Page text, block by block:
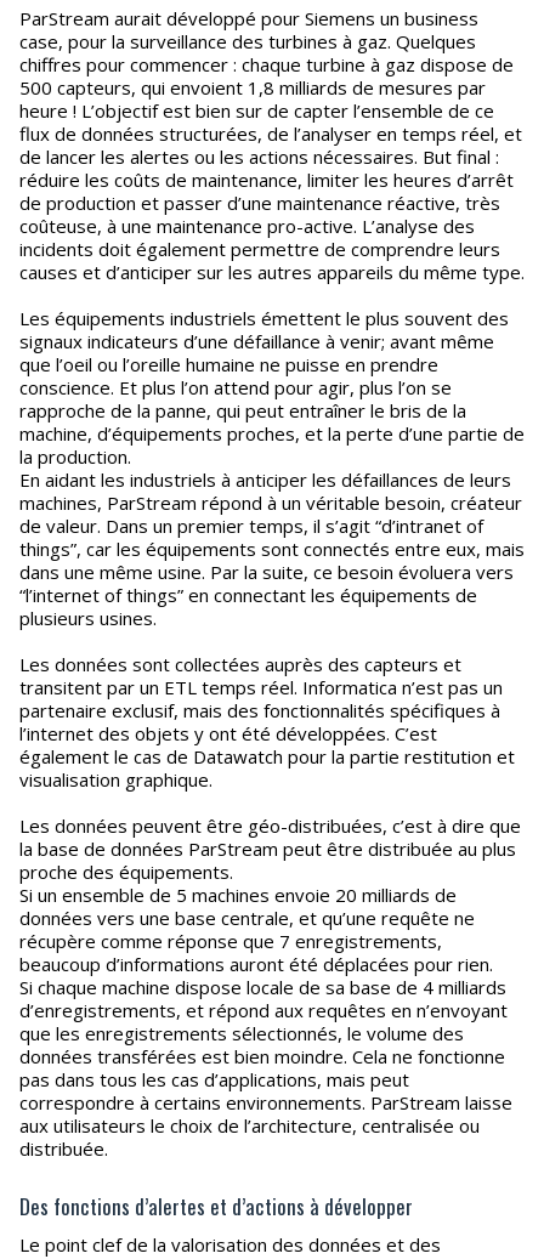
ParStream aurait développé pour Siemens un business
case, pour la surveillance des turbines à gaz. Quelques
chiffres pour commencer : chaque turbine à gaz dispose de
500 capteurs, qui envoient 1,8 milliards de mesures par
heure ! L’objectif est bien sur de capter l’ensemble de ce
flux de données structurées, de l’analyser en temps réel, et
de lancer les alertes ou les actions nécessaires. But final :
réduire les coûts de maintenance, limiter les heures d’arrêt
de production et passer d’une maintenance réactive, très
coûteuse, à une maintenance pro-active. L’analyse des
incidents doit également permettre de comprendre leurs
causes et d’anticiper sur les autres appareils du même type.
Les équipements industriels émettent le plus souvent des
signaux indicateurs d’une défaillance à venir; avant même
que l’oeil ou l’oreille humaine ne puisse en prendre
conscience. Et plus l’on attend pour agir, plus l’on se
rapproche de la panne, qui peut entraîner le bris de la
machine, d’équipements proches, et la perte d’une partie de
la production.
En aidant les industriels à anticiper les défaillances de leurs
machines, ParStream répond à un véritable besoin, créateur
de valeur. Dans un premier temps, il s’agit “d’intranet of
things”, car les équipements sont connectés entre eux, mais
dans une même usine. Par la suite, ce besoin évoluera vers
“l’internet of things” en connectant les équipements de
plusieurs usines.
Les données sont collectées auprès des capteurs et
transitent par un ETL temps réel. Informatica n’est pas un
partenaire exclusif, mais des fonctionnalités spécifiques à
l’internet des objets y ont été développées. C’est
également le cas de Datawatch pour la partie restitution et
visualisation graphique.
Les données peuvent être géo-distribuées, c’est à dire que
la base de données ParStream peut être distribuée au plus
proche des équipements.
Si un ensemble de 5 machines envoie 20 milliards de
données vers une base centrale, et qu’une requête ne
récupère comme réponse que 7 enregistrements,
beaucoup d’informations auront été déplacées pour rien.
Si chaque machine dispose locale de sa base de 4 milliards
d’enregistrements, et répond aux requêtes en n’envoyant
que les enregistrements sélectionnés, le volume des
données transférées est bien moindre. Cela ne fonctionne
pas dans tous les cas d’applications, mais peut
correspondre à certains environnements. ParStream laisse
aux utilisateurs le choix de l’architecture, centralisée ou
distribuée.
Des fonctions d’alertes et d’actions à développer
Le point clef de la valorisation des données et des